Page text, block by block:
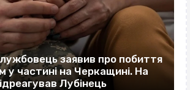
заявив про побиття
у частині на Черкащині. На
Лубінець